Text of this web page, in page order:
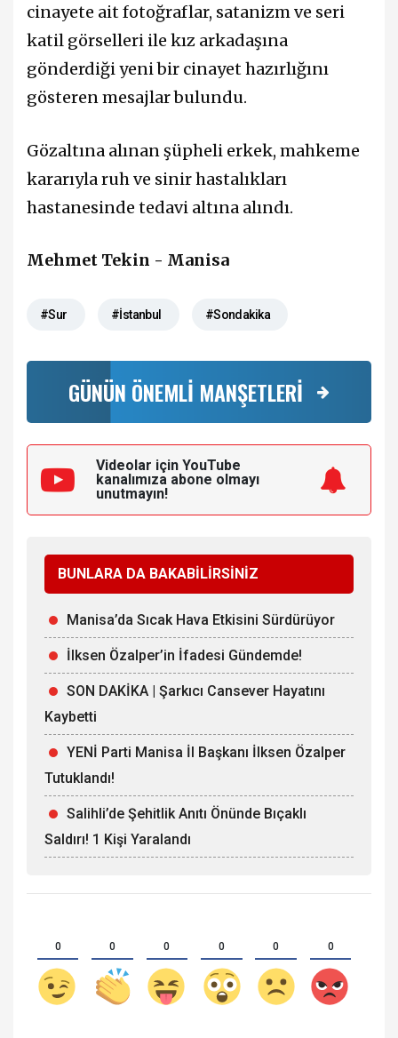
cinayete ait fotoğraflar, satanizm ve seri
katil görselleri ile kız arkadaşına
gönderdiği yeni bir cinayet hazırlığını
gösteren mesajlar bulundu.
Gözaltına alınan şüpheli erkek, mahkeme
kararıyla ruh ve sinir hastalıkları
hastanesinde tedavi altına alındı.
Mehmet Tekin - Manisa
#Sur #İstanbul #Sondakika
GÜNÜN ÖNEMLİ MANŞETLERİ
Videolar için YouTube
kanalımıza abone olmayı
unutmayın!
BUNLARA DA BAKABİLİRSİNİZ
Manisa’da Sıcak Hava Etkisini Sürdürüyor
İlksen Özalper’in İfadesi Gündemde!
SON DAKİKA | Şarkıcı Cansever Hayatını
Kaybetti
YENİ Parti Manisa İl Başkanı İlksen Özalper
Tutuklandı!
Salihli’de Şehitlik Anıtı Önünde Bıçaklı
Saldırı! 1 Kişi Yaralandı
0 0 0 0 0 0